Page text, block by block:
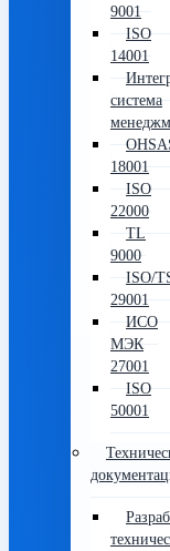
9001
ISO
14001
система
18001
ISO
22000
TL
9000
ISO/
29001
ИСО
МЭК
27001
ISO
50001